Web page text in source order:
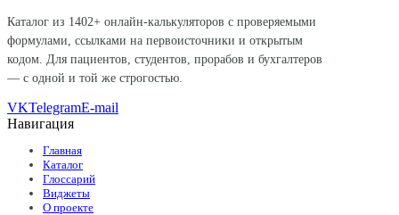
Каталог из 1402+ онлайн-калькуляторов с проверяемыми
формулами, ссылками на первоисточники и открытым
кодом. Для пациентов, студентов, прорабов и бухгалтеров
— с одной и той же строгостью.
VKTelegramE-mail
Навигация
Главная
Каталог
Глоссарий
Виджеты
О проекте